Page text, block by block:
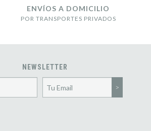
ENVÍOS A DOMICILIO
POR TRANSPORTES PRIVADOS
NEWSLETTER